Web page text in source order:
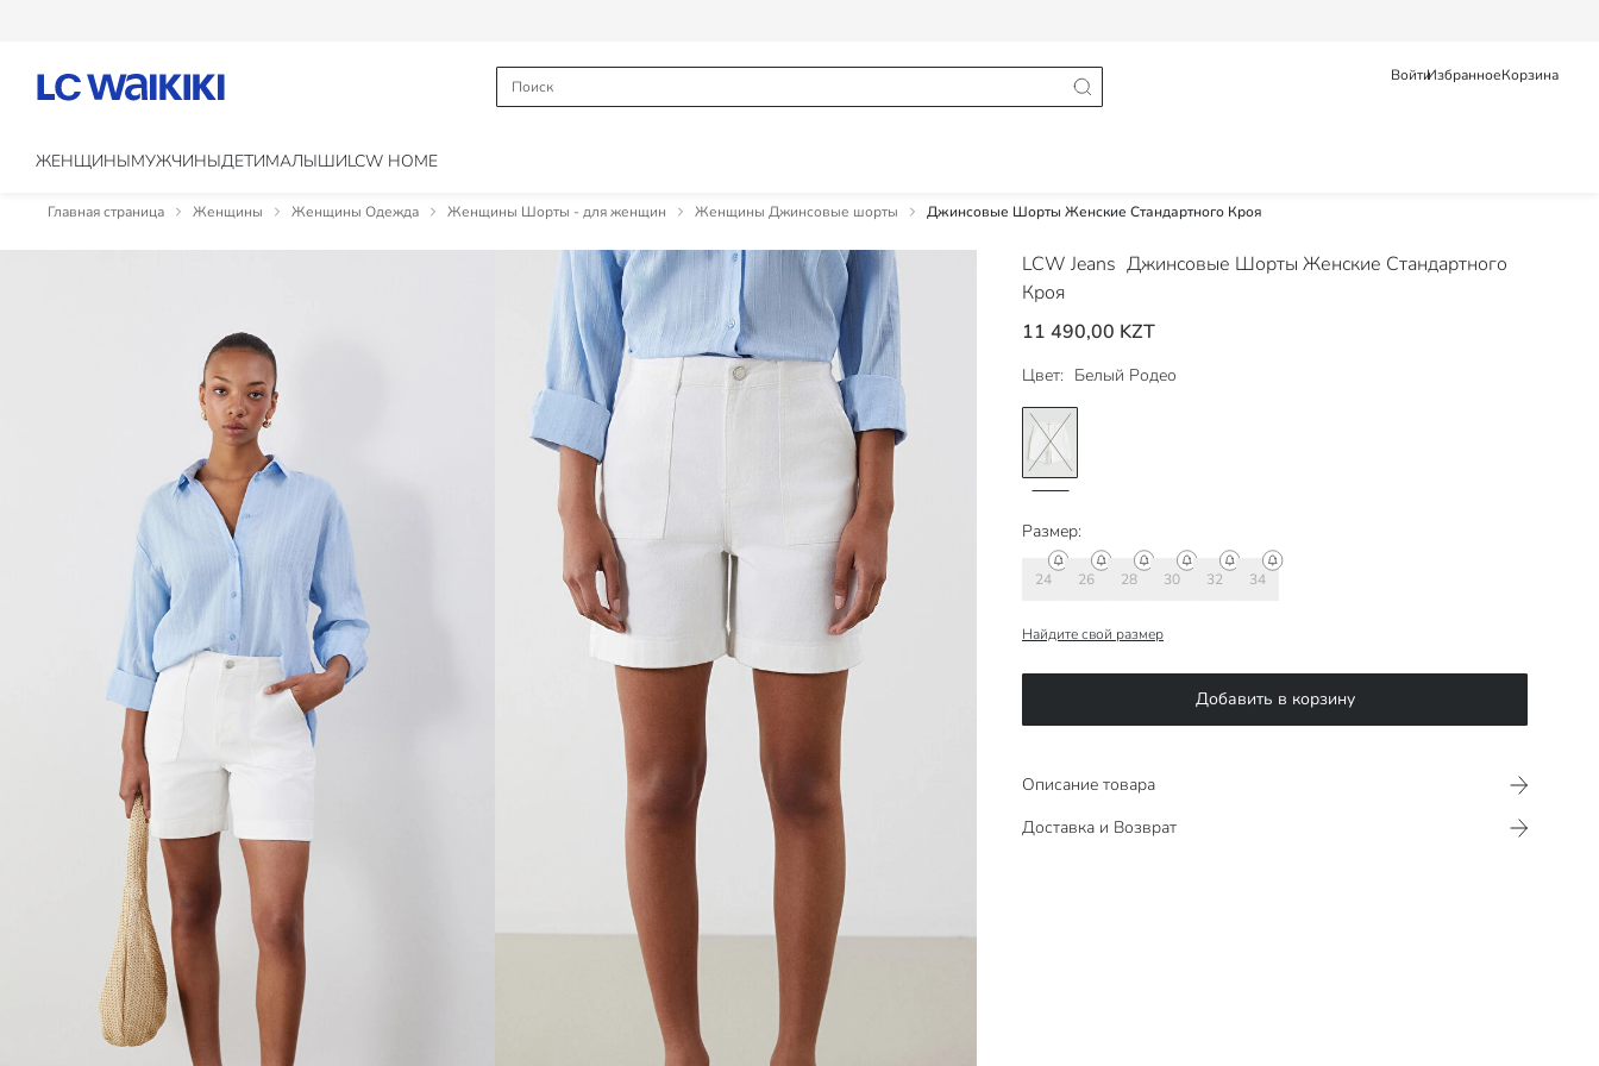
ВойтиИзбранноеКорзина
ЖЕНЩИНЫМУЖЧИНЫДЕТИМАЛЫШИLCW HOME
Главная страница Женщины Женщины Одежда Женщины Шорты - для женщин Женщины Джинсовые шорты Джинсовые Шорты Женские Стандартного Кроя
LCW Jeans Джинсовые Шорты Женские Стандартного
Кроя
11 490,00 KZT
Цвет: Белый Родео
Размер:
24 26 28 30 32 34
Найдите свой размер
Добавить в корзину
Описание товара
Доставка и Возврат